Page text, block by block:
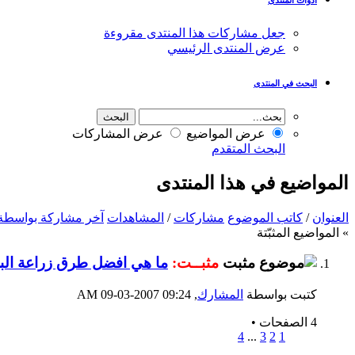
جعل مشاركات هذا المنتدى مقروءة
عرض المنتدى الرئيسي
البحث في المنتدى
عرض المواضيع
عرض المشاركات
البحث المتقدم
المواضيع في هذا المنتدى
العنوان / كاتب الموضوع مشاركات / المشاهدات آخر مشاركة
» المواضيع المثبّتة
مثبــت: ما هي افضل طرق زراعة
كتبت بواسطة المشارك‏, 09-03-2007 09:24 AM
4 الصفحات
•
1
2
3
...
4